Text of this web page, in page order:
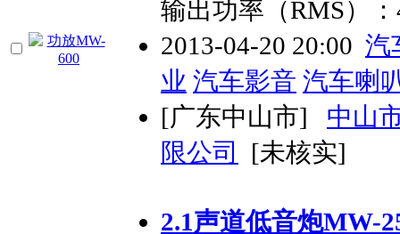
输出功率（RMS）
2013-04-20 20:00 汽
业 汽车影音 汽车喇
[广东中山市]
中山
限公司
[未核实]
2.1声道低音炮MW-